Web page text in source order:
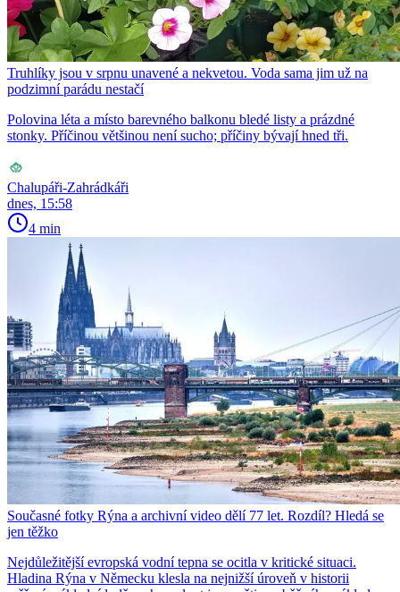
Truhlíky jsou v srpnu unavené a nekvetou. Voda sama jim už na
podzimní parádu nestačí
Polovina léta a místo barevného balkonu bledé listy a prázdné
stonky. Příčinou většinou není sucho; příčiny bývají hned tři.
Chalupáři-Zahrádkáři
dnes, 15:58
4 min
Současné fotky Rýna a archivní video dělí 77 let. Rozdíl? Hledá se
jen těžko
Nejdůležitější evropská vodní tepna se ocitla v kritické situaci.
Hladina Rýna v Německu klesla na nejnižší úroveň v historii